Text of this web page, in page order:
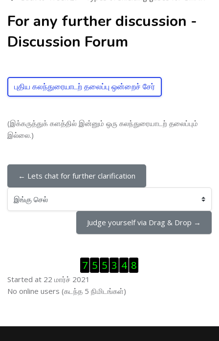
For any further discussion -
Discussion Forum
புதிய கலந்துரையாடற் தலைப்பு ஒன்றைச் சேர்
(இக்கருத்துக் களத்தில் இன்னும் ஒரு கலந்துரையாடற் தலைப்பும்
இல்லை.)
← Lets chat for further clarification
இங்கு செல்
Judge yourself via Drag & Drop →
Visitor Counter ஐத் தவிர்
7 5 5 3 4 8
Started at 22 மார்ச் 2021
இணைப்புநிலைப் பயனாளர் ஐத் தவிர்
No online users (கடந்த 5 நிமிடங்கள்)